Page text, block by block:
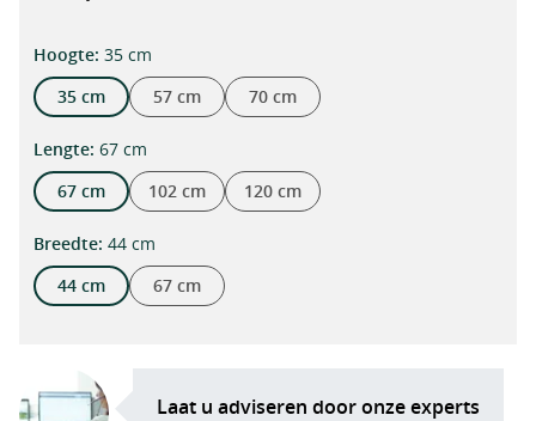
Hoogte: selecteren
35 cm
35 cm
57 cm 70 cm
Lengte: selecteren
67 cm
67 cm
102 cm 120 cm
Breedte: selecteren
44 cm
44 cm
67 cm
Laat u adviseren door onze experts